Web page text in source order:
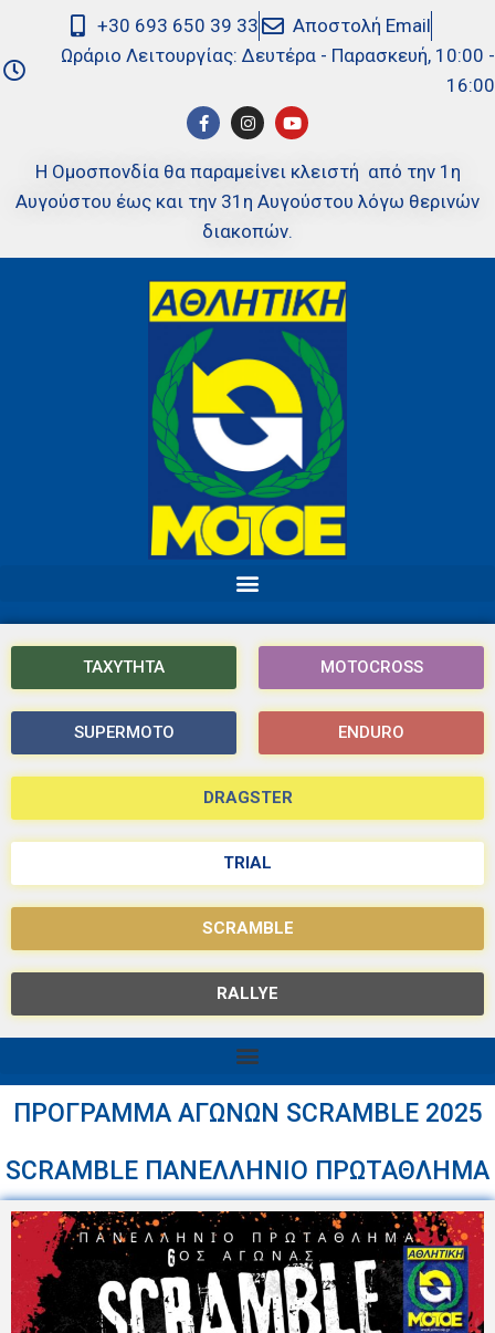
+30 693 650 39 33
Αποστολή Email
Ωράριο Λειτουργίας: Δευτέρα - Παρασκευή, 10:00 -
16:00
Η Ομοσπονδία θα παραμείνει κλειστή από την 1η
Αυγούστου έως και την 31η Αυγούστου λόγω θερινών
διακοπών.
ΤΑΧΥΤΗΤΑ MOTOCROSS
SUPERMOTO ENDURO
DRAGSTER
TRIAL
SCRAMBLE
RALLYE
ΠΡΟΓΡΑΜΜΑ ΑΓΩΝΩΝ SCRAMBLE 2025
SCRAMBLE ΠΑΝΕΛΛΗΝΙΟ ΠΡΩΤΑΘΛΗΜΑ